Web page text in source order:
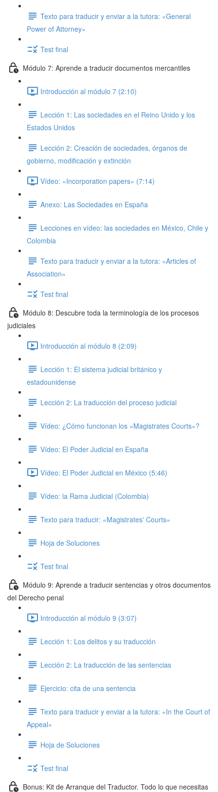
Texto para traducir y enviar a la tutora: «General
Power of Attorney»
Test final
Módulo 7: Aprende a traducir documentos mercantiles
Introducción al módulo 7 (2:10)
Lección 1: Las sociedades en el Reino Unido y los
Estados Unidos
Lección 2: Creación de sociedades, órganos de
gobierno, modificación y extinción
Vídeo: «Incorporation papers» (7:14)
Anexo: Las Sociedades en España
Lecciones en vídeo: las sociedades en México, Chile y
Colombia
Texto para traducir y enviar a la tutora: «Articles of
Association»
Test final
Módulo 8: Descubre toda la terminología de los procesos
judiciales
Introducción al módulo 8 (2:09)
Lección 1: El sistema judicial británico y
estadounidense
Lección 2: La traducción del proceso judicial
Vídeo: ¿Cómo funcionan los «Magistrates Courts»?
Vídeo: El Poder Judicial en España
Vídeo: El Poder Judicial en México (5:46)
Vídeo: la Rama Judicial (Colombia)
Texto para traducir: «Magistrates' Courts»
Hoja de Soluciones
Test final
Módulo 9: Aprende a traducir sentencias y otros documentos
del Derecho penal
Introducción al módulo 9 (3:07)
Lección 1: Los delitos y su traducción
Lección 2: La traducción de las sentencias
Ejercicio: cita de una sentencia
Texto para traducir y enviar a la tutora: «In the Court of
Appeal»
Hoja de Soluciones
Test final
Bonus: Kit de Arranque del Traductor. Todo lo que necesitas